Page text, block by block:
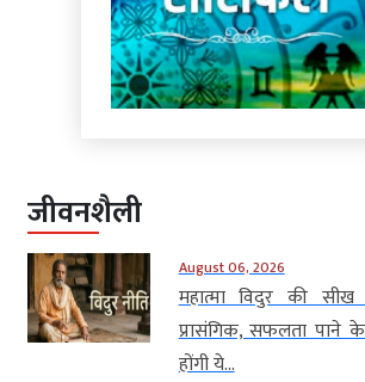
जीवनशैली
August 06, 2026
महात्मा विदुर की
प्रासंगिक, सफलता पाने
होंगी ये...